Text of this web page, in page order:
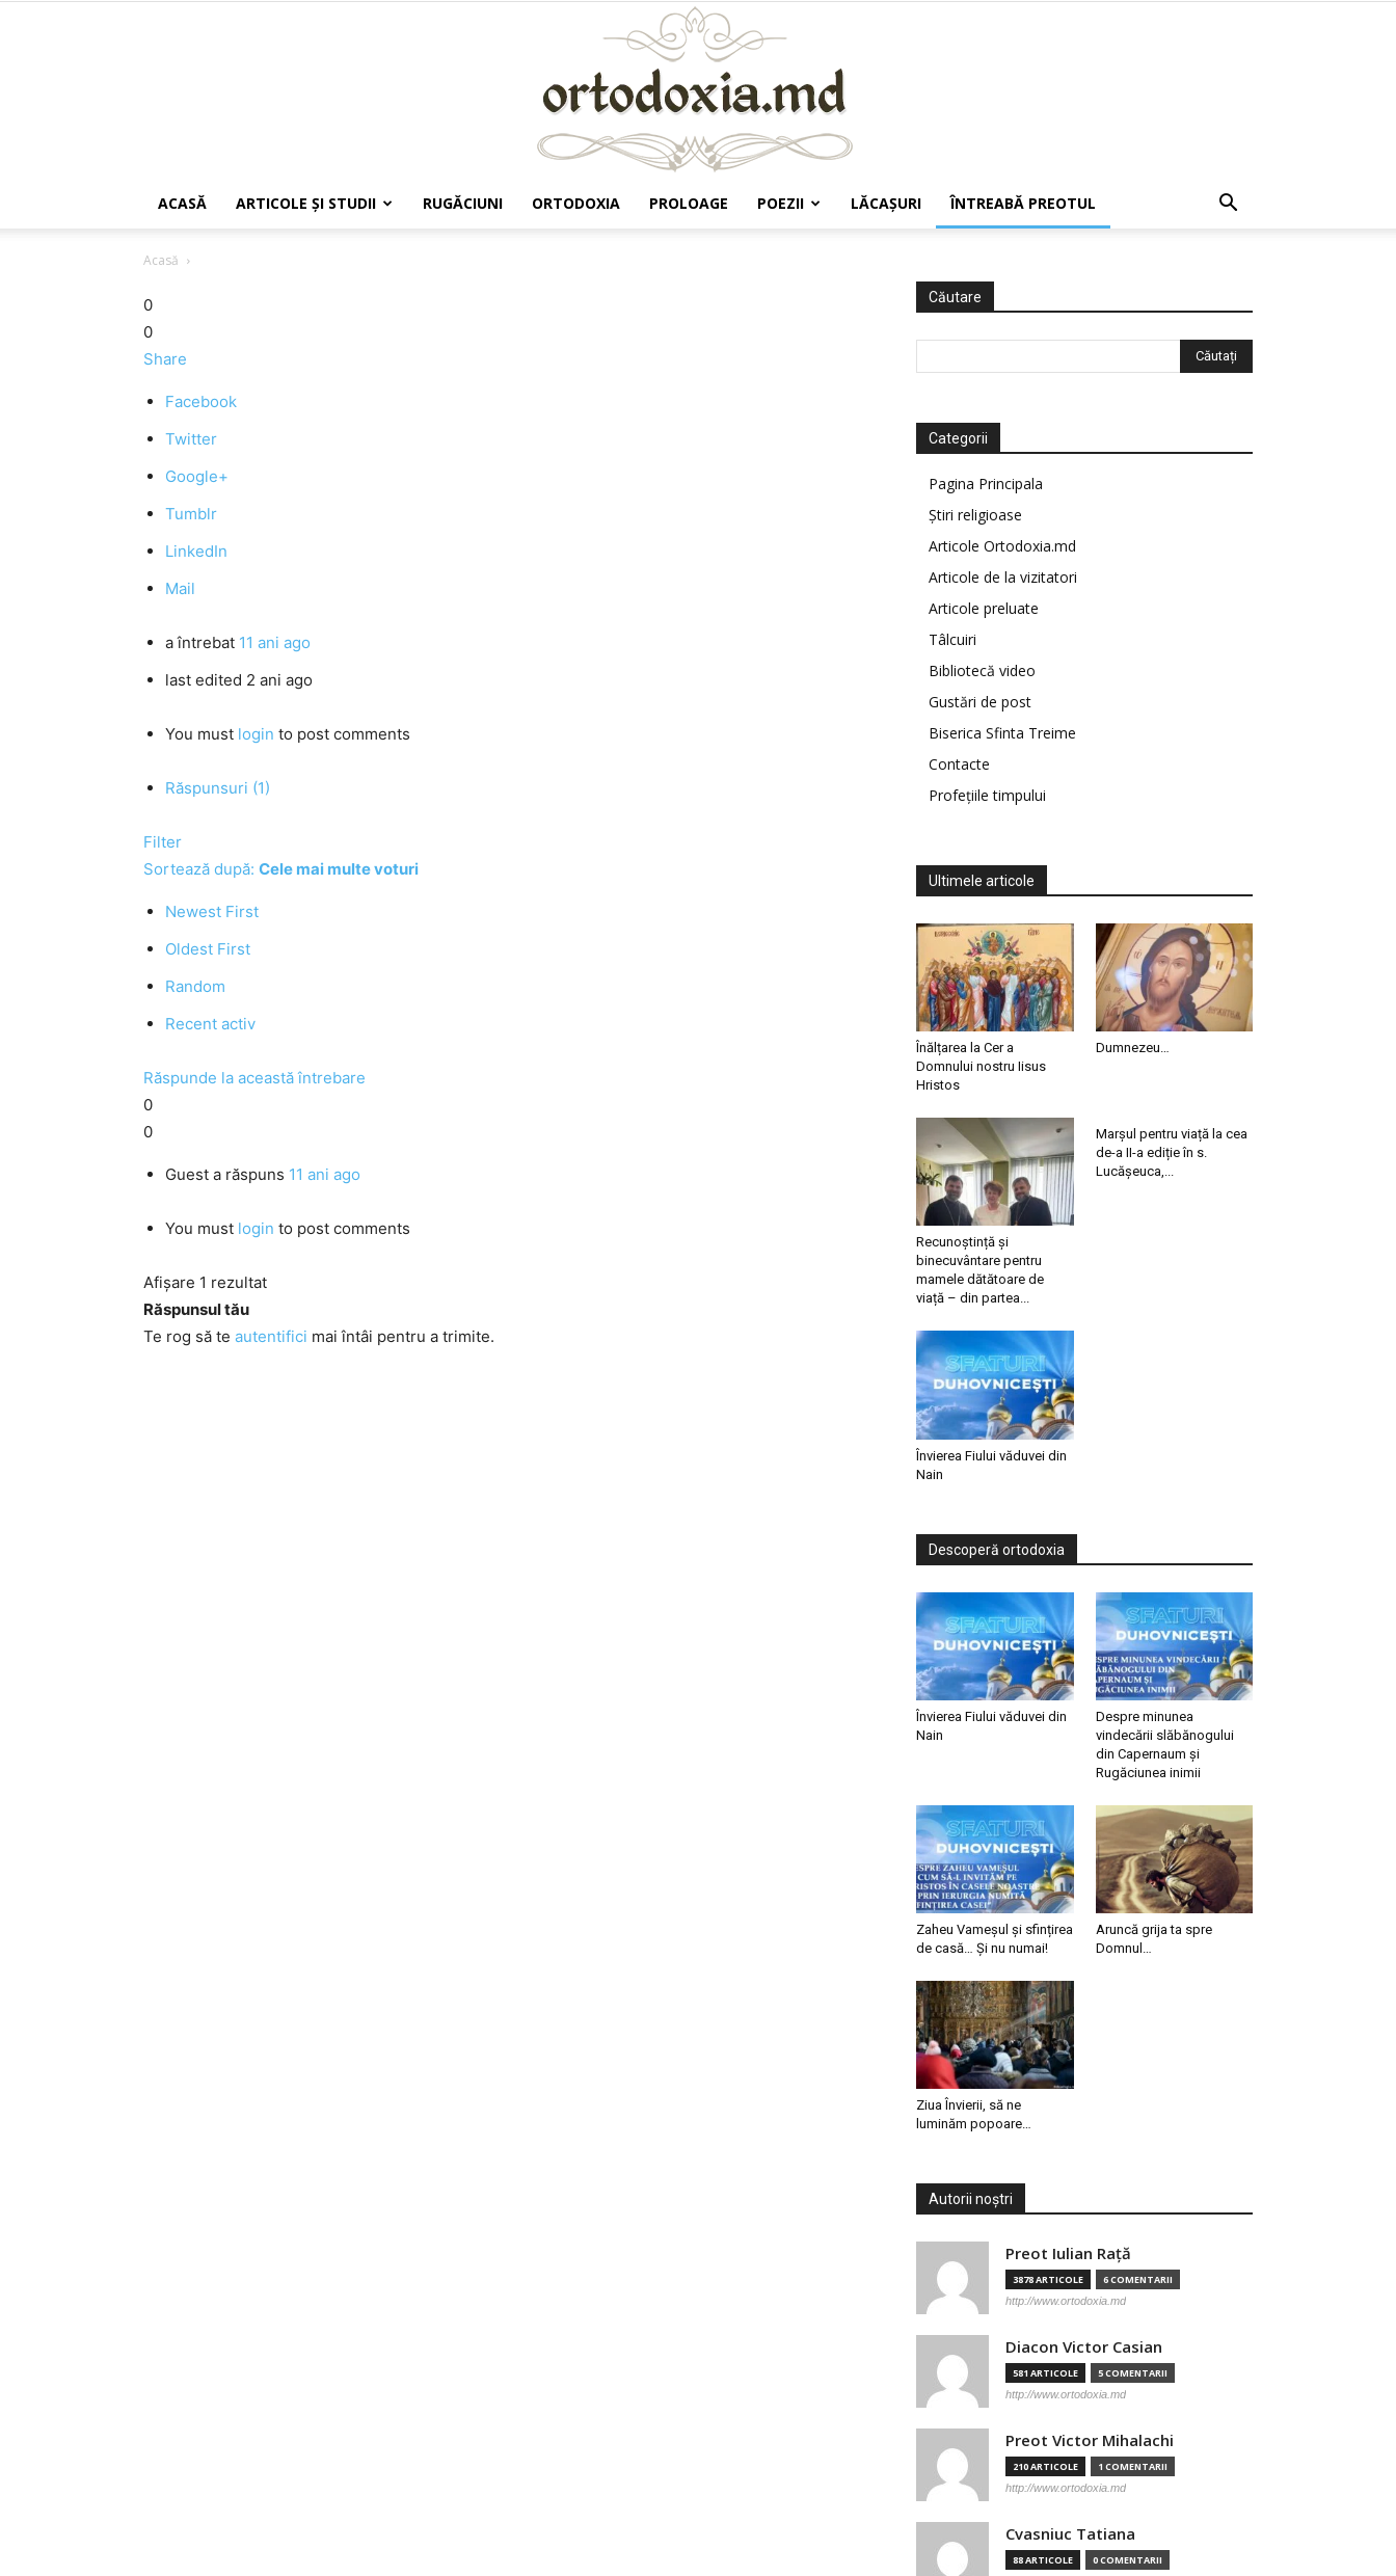
ACASĂ ARTICOLE ŞI STUDII RUGĂCIUNI ORTODOXIA PROLOAGE POEZII LĂCAŞURI ÎNTREABĂ PREOTUL
Acasă
0
0
Share
Facebook
Twitter
Google+
Tumblr
LinkedIn
Mail
a întrebat 11 ani ago
last edited 2 ani ago
You must login to post comments
Răspunsuri (1)
Filter
Sortează după: Cele mai multe voturi
Newest First
Oldest First
Random
Recent activ
Răspunde la această întrebare
0
0
Guest a răspuns 11 ani ago
You must login to post comments
Afișare 1 rezultat
Răspunsul tău
Te rog să te autentifici mai întâi pentru a trimite.
Căutare
Categorii
Pagina Principala
Știri religioase
Articole Ortodoxia.md
Articole de la vizitatori
Articole preluate
Tâlcuiri
Bibliotecă video
Gustări de post
Biserica Sfinta Treime
Contacte
Profețiile timpului
Ultimele articole
Înălțarea la Cer a
Domnului nostru Iisus
Hristos
Dumnezeu…
Recunoștință și
binecuvântare pentru
mamele dătătoare de
viață – din partea...
Marșul pentru viață la cea
de-a II-a ediție în s.
Lucășeuca,...
Învierea Fiului văduvei din
Nain
Descoperă ortodoxia
Învierea Fiului văduvei din
Nain
Despre minunea
vindecării slăbănogului
din Capernaum și
Rugăciunea inimii
Zaheu Vameșul și sfințirea
de casă… Și nu numai!
Aruncă grija ta spre
Domnul…
Ziua Învierii, să ne
luminăm popoare…
Autorii noștri
Preot Iulian Raţă
3878 ARTICOLE 6 COMENTARII
http://www.ortodoxia.md
Diacon Victor Casian
581 ARTICOLE 5 COMENTARII
http://www.ortodoxia.md
Preot Victor Mihalachi
210 ARTICOLE 1 COMENTARII
http://www.ortodoxia.md
Cvasniuc Tatiana
88 ARTICOLE 0 COMENTARII